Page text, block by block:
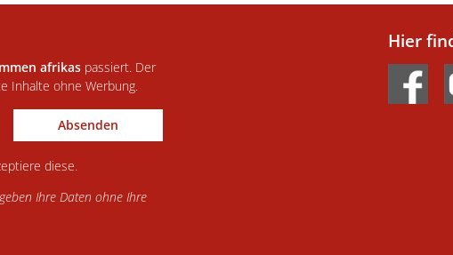
afrikas passiert. Der
Inhalte ohne Werbung.
Absenden
diese.
Ihre Daten ohne Ihre
Hier